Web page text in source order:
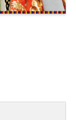
Next